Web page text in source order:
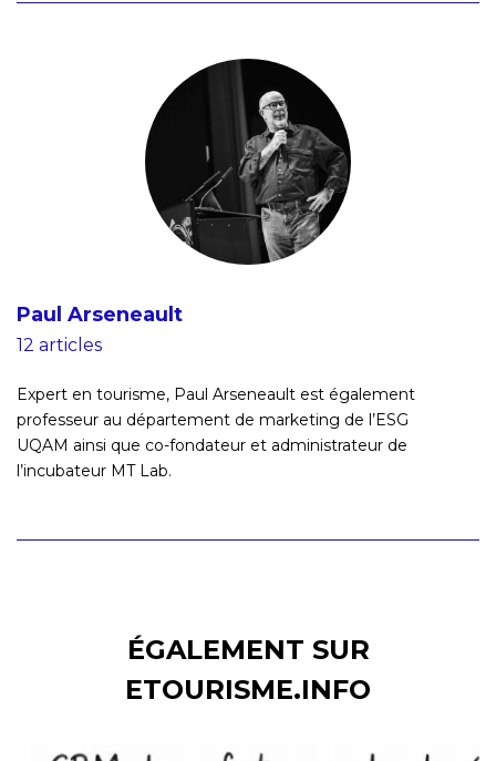
Paul Arseneault
12 articles
Expert en tourisme, Paul Arseneault est également
professeur au département de marketing de l’ESG
UQAM ainsi que co-fondateur et administrateur de
l’incubateur MT Lab.
ÉGALEMENT SUR
ETOURISME.INFO